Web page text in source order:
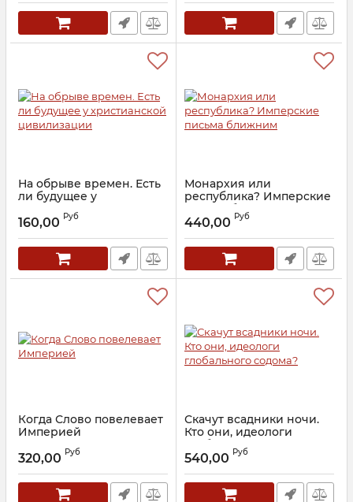
(Федченков)
27536
Шахов М.О.
16874
На обрыве времен. Есть
ли будущее у
христианской
цивилизации
Артикул: 13896
160,00 Руб
Монархия или
республика? Имперские
письма ближним
Артикул: 22420
440,00 Руб
Когда Слово повелевает
Империей
18578
320,00 Руб
Скачут всадники ночи.
Кто они, идеологи
глобального содома?
Артикул: 23524
540,00 Руб